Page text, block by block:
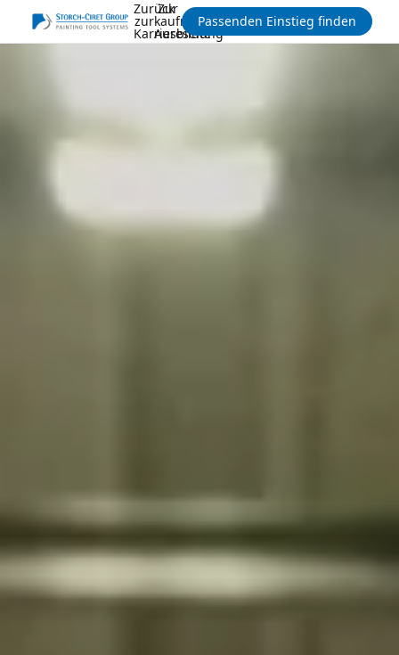
Zurück
zur
Karriereseite
Zur
kaufmännischen
Ausbildung
Passenden Einstieg finden